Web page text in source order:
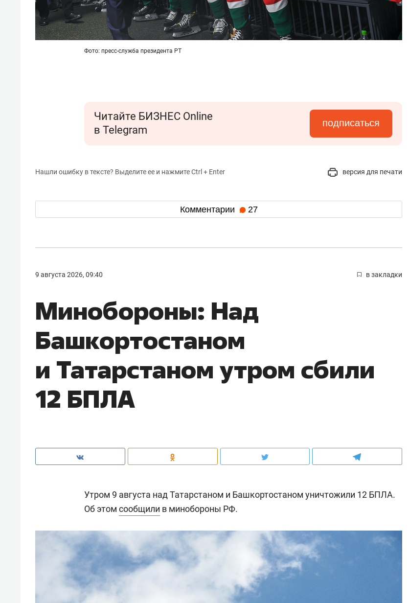
Фото: пресс-служба президента РТ
Читайте БИЗНЕС Online
в Telegram
подписаться
Нашли ошибку в тексте? Выделите ее и нажмите Ctrl + Enter версия для печати
Комментарии 27
9 августа 2026, 09:40 в закладки
Минобороны: Над
Башкортостаном
и Татарстаном утром сбили
12 БПЛА
Утром 9 августа над Татарстаном и Башкортостаном уничтожили 12 БПЛА.
Об этом сообщили в минобороны РФ.